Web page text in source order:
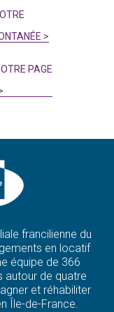
>
PAGE
francilienne du
en locatif
équipe de 366
autour de quatre
et réhabiliter
Île-de-France.